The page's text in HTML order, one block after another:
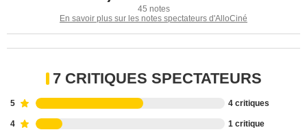
45 notes
En savoir plus sur les notes spectateurs d'AlloCiné
7 CRITIQUES SPECTATEURS
5 4 critiques
4 1 critique